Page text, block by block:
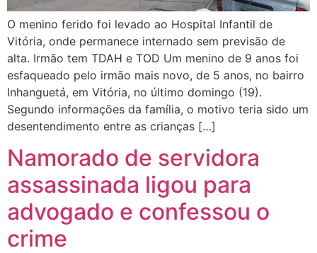
O menino ferido foi levado ao Hospital Infantil de
Vitória, onde permanece internado sem previsão de
alta. Irmão tem TDAH e TOD Um menino de 9 anos foi
esfaqueado pelo irmão mais novo, de 5 anos, no bairro
Inhanguetá, em Vitória, no último domingo (19).
Segundo informações da família, o motivo teria sido um
desentendimento entre as crianças […]
Namorado de servidora
assassinada ligou para
advogado e confessou o
crime